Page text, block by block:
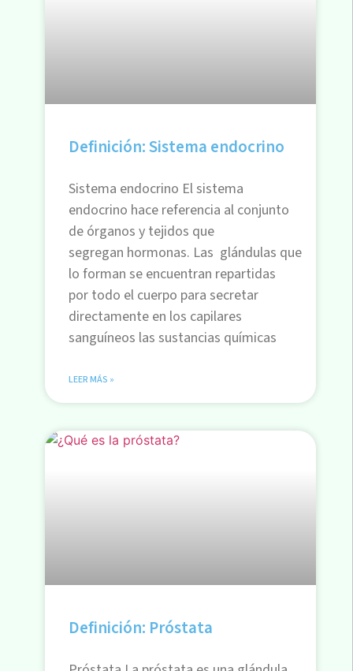
Definición: Sistema endocrino
Sistema endocrino El sistema
endocrino hace referencia al conjunto
de órganos y tejidos que
segregan hormonas. Las glándulas que
lo forman se encuentran repartidas
por todo el cuerpo para secretar
directamente en los capilares
sanguíneos las sustancias químicas
LEER MÁS »
Definición: Próstata